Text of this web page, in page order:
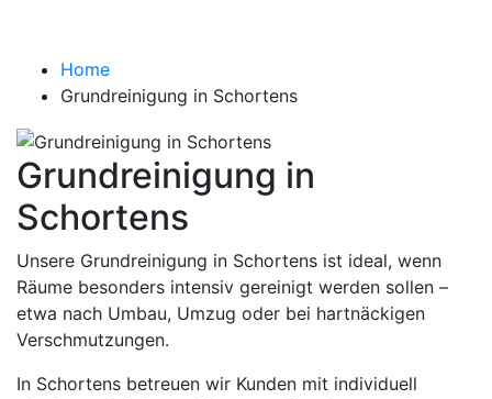
Home
Grundreinigung in Schortens
Grundreinigung in
Schortens
Unsere Grundreinigung in Schortens ist ideal, wenn
Räume besonders intensiv gereinigt werden sollen –
etwa nach Umbau, Umzug oder bei hartnäckigen
Verschmutzungen.
In Schortens betreuen wir Kunden mit individuell